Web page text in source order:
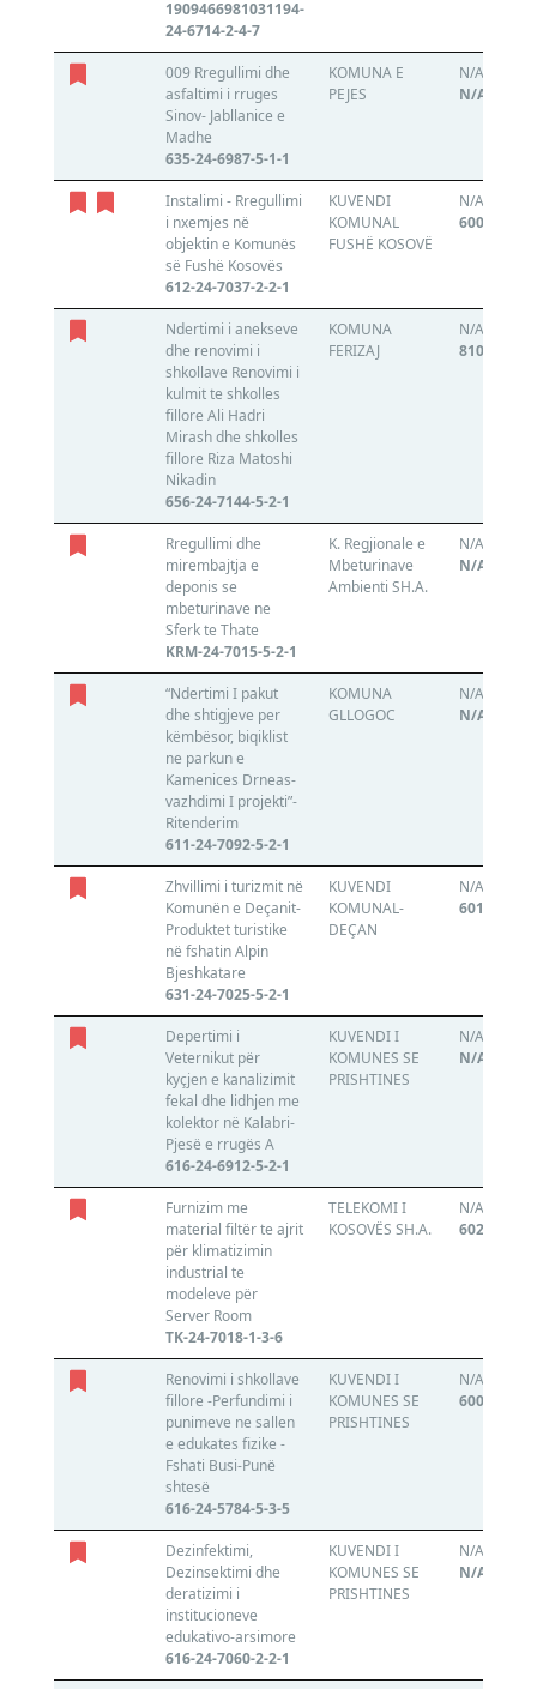
1909466981031194-
24-6714-2-4-7
009 Rregullimi dhe
asfaltimi i rruges
Sinov- Jabllanice e
Madhe
635-24-6987-5-1-1
KOMUNA E
PEJES
N/A
N/A
Instalimi - Rregullimi
i nxemjes në
objektin e Komunës
së Fushë Kosovës
612-24-7037-2-2-1
KUVENDI
KOMUNAL
FUSHË KOSOVË
N/A
600756540
Ndertimi i anekseve
dhe renovimi i
shkollave Renovimi i
kulmit te shkolles
fillore Ali Hadri
Mirash dhe shkolles
fillore Riza Matoshi
Nikadin
656-24-7144-5-2-1
KOMUNA
FERIZAJ
N/A
810146151
Rregullimi dhe
mirembajtja e
deponis se
mbeturinave ne
Sferk te Thate
KRM-24-7015-5-2-1
K. Regjionale e
Mbeturinave
Ambienti SH.A.
N/A
N/A
“Ndertimi I pakut
dhe shtigjeve per
këmbësor, biqiklist
ne parkun e
Kamenices Drneas-
vazhdimi I projekti”-
Ritenderim
611-24-7092-5-2-1
KOMUNA
GLLOGOC
N/A
N/A
Zhvillimi i turizmit në
Komunën e Deçanit-
Produktet turistike
në fshatin Alpin
Bjeshkatare
631-24-7025-5-2-1
KUVENDI
KOMUNAL-
DEÇAN
N/A
601173131
Depertimi i
Veternikut për
kyçjen e kanalizimit
fekal dhe lidhjen me
kolektor në Kalabri-
Pjesë e rrugës A
616-24-6912-5-2-1
KUVENDI I
KOMUNES SE
PRISHTINES
N/A
N/A
Furnizim me
material filtër te ajrit
për klimatizimin
industrial te
modeleve për
Server Room
TK-24-7018-1-3-6
TELEKOMI I
KOSOVËS SH.A.
N/A
602067862
Renovimi i shkollave
fillore -Perfundimi i
punimeve ne sallen
e edukates fizike -
Fshati Busi-Punë
shtesë
616-24-5784-5-3-5
KUVENDI I
KOMUNES SE
PRISHTINES
N/A
600756540
Dezinfektimi,
Dezinsektimi dhe
deratizimi i
institucioneve
edukativo-arsimore
616-24-7060-2-2-1
KUVENDI I
KOMUNES SE
PRISHTINES
N/A
N/A